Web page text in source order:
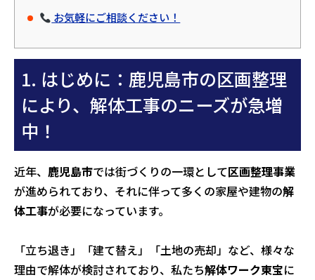
お気軽にご相談ください！
1. はじめに：鹿児島市の区画整理
により、解体工事のニーズが急増
中！
近年、 鹿児島市では街づくりの一環として区画整理事業
が進められており、それに伴って多くの家屋や建物の解
体工事が必要になっています。
「立ち退き」「建て替え」「土地の売却」など、様々な
理由で解体が検討されており、私たち解体ワーク東宝に